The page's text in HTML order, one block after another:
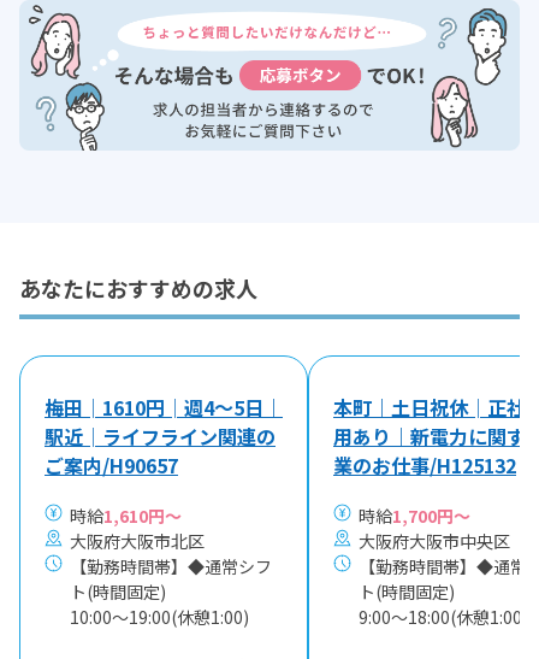
あなたにおすすめの求人
梅田│1610円│週4～5日｜
駅近│ライフライン関連の
ご案内/H90657
時給1,610円～
大阪府大阪市北区
【勤務時間帯】◆通常シフ
ト(時間固定)
10:00〜19:00(休憩1:00)
本町｜土日祝休│正社
用あり｜新電力に関す
業のお仕事/H125132
時給1,700円～
大阪府大阪市中央区
【勤務時間帯】◆通常
ト(時間固定)
9:00〜18:00(休憩1:00)